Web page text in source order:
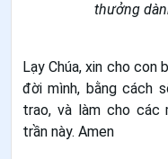
thưởng
Lạy Chúa, xin cho
đời mình, bằng cách
trao, và làm cho các
trần này. Amen